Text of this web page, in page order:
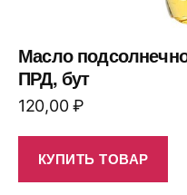
Масло
ПРД, бут
120,00₽
КУПИТЬ ТОВАР